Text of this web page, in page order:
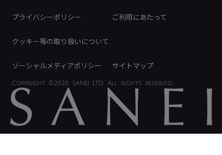
Copyright ©2026 SANEI LTD. All rights reserved.
プライバシーポリシー ご利用にあたって
クッキー等の取り扱いについて
ソーシャルメディアポリシー サイトマップ
電子公告